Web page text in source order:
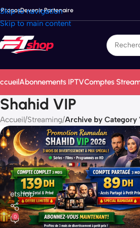
Skip to navigation
Skip to main content
Devenir Partenaire
Abonnements IPTVComptes
Shahid VIP
Accueil/Streaming/Archive by Category
etshop
0